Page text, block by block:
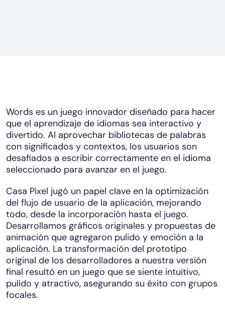
Words es un juego innovador diseñado para hacer
que el aprendizaje de idiomas sea interactivo y
divertido. Al aprovechar bibliotecas de palabras
con significados y contextos, los usuarios son
desafiados a escribir correctamente en el idioma
seleccionado para avanzar en el juego.
Casa Pixel jugó un papel clave en la optimización
del flujo de usuario de la aplicación, mejorando
todo, desde la incorporación hasta el juego.
Desarrollamos gráficos originales y propuestas de
animación que agregaron pulido y emoción a la
aplicación. La transformación del prototipo
original de los desarrolladores a nuestra versión
final resultó en un juego que se siente intuitivo,
pulido y atractivo, asegurando su éxito con grupos
focales.